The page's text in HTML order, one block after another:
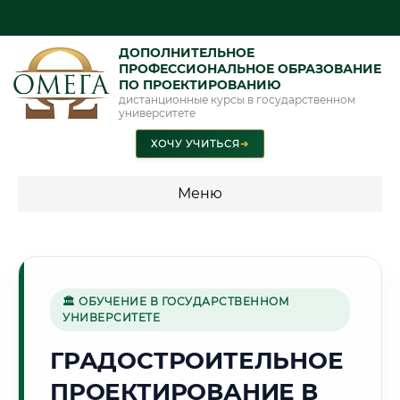
ДОПОЛНИТЕЛЬНОЕ
ПРОФЕССИОНАЛЬНОЕ ОБРАЗОВАНИЕ
ПО ПРОЕКТИРОВАНИЮ
дистанционные курсы в государственном
университете
ХОЧУ УЧИТЬСЯ➜
Меню
⚓
Г. НОВОРОССИЙСК
🏛 ОБУЧЕНИЕ В ГОСУДАРСТВЕННОМ
УНИВЕРСИТЕТЕ
ГРАДОСТРОИТЕЛЬНОЕ
ПРОЕКТИРОВАНИЕ В